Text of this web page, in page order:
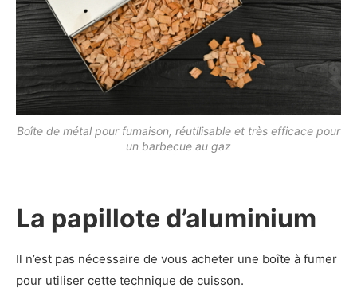
Boîte de métal pour fumaison, réutilisable et très efficace pour
un barbecue au gaz
La papillote d’aluminium
Il n’est pas nécessaire de vous acheter une boîte à fumer
pour utiliser cette technique de cuisson.